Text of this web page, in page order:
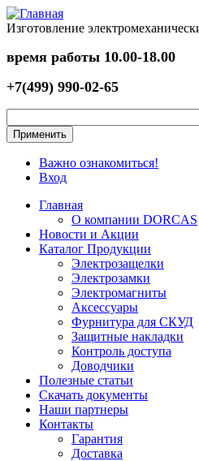
Перейти к основному содержанию
Изготовление
время работы 10.00-18.00
+7(499) 990-02-65
Важно ознакомиться!
Вход
Главная
О компании DORCAS
Новости и Акции
Каталог Продукции
Электрозащелки
Электрозамки
Электромагниты
Аксессуары
Фурнитура для СКУД
Защитные накладки
Контроль доступа
Доводчики
Полезные статьи
Скачать документы
Наши партнеры
Контакты
Гарантия
Доставка